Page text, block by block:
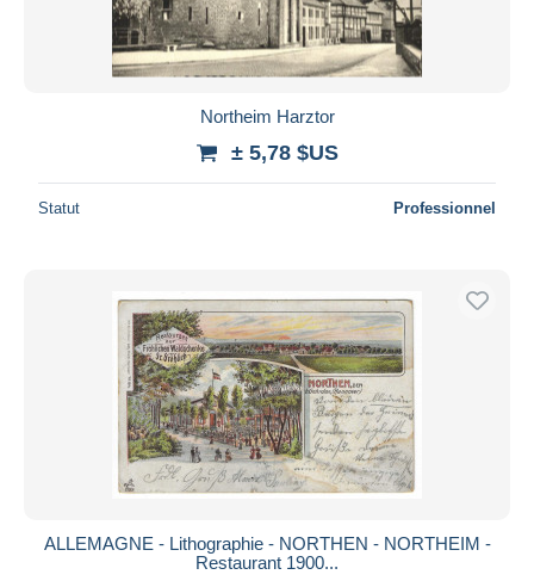
Northeim Harztor
± 5,78 $US
Statut Professionnel
ALLEMAGNE - Lithographie - NORTHEN - NORTHEIM -
Restaurant 1900...